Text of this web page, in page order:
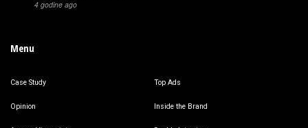
4 godine ago
Menu
Case Study Top Ads
Opinion Inside the Brand